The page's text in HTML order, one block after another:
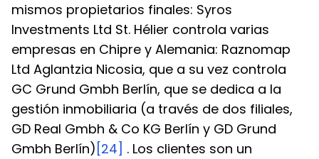
mismos propietarios finales: Syros
Investments Ltd St. Hélier controla varias
empresas en Chipre y Alemania: Raznomap
Ltd Aglantzia Nicosia, que a su vez controla
GC Grund Gmbh Berlín, que se dedica a la
gestión inmobiliaria (a través de dos filiales,
GD Real Gmbh & Co KG Berlín y GD Grund
Gmbh Berlín) [24] . Los clientes son un